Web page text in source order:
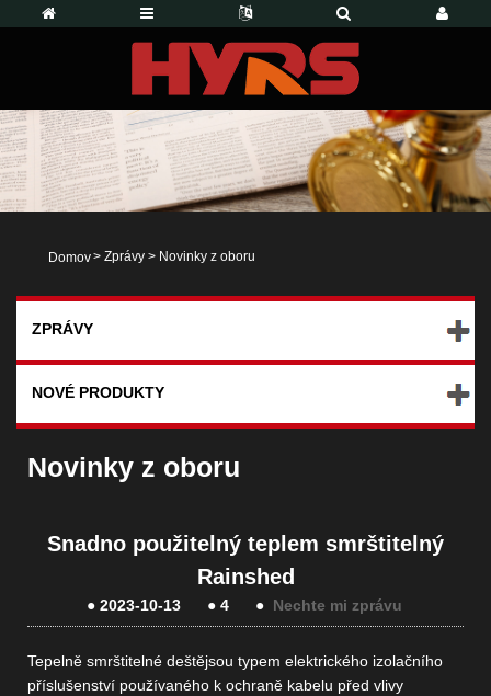
Domov> Zprávy > Novinky z oboru
ZPRÁVY
NOVÉ PRODUKTY
Novinky z oboru
Snadno použitelný teplem smrštitelný
Rainshed
●2023-10-13 ●4 ● Nechte mi zprávu
Tepelně smrštitelné deštějsou typem elektrického izolačního
příslušenství používaného k ochraně kabelu před vlivy